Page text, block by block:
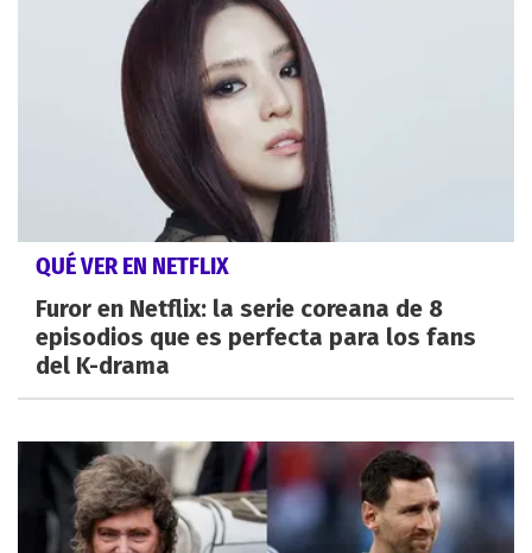
QUÉ VER EN NETFLIX
Furor en Netflix: la serie coreana de 8
episodios que es perfecta para los fans
del K-drama